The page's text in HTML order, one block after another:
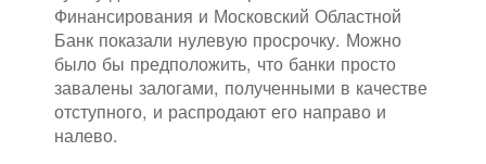
Финансирования и Московский Областной
Банк показали нулевую просрочку. Можно
было бы предположить, что банки просто
завалены залогами, полученными в качестве
отступного, и распродают его направо и
налево.